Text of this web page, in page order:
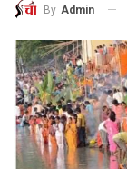
By Admin